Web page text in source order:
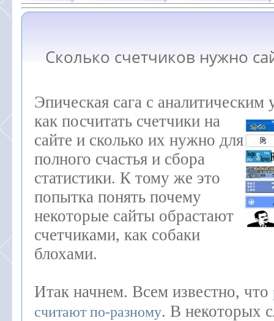
Сколько счетчиков нужно
Эпическая сага с
как посчитать счетчики на
сайте и сколько их нужно для
полного счастья и сбора
статистики. К тому же это
попытка понять почему
некоторые сайты обрастают
счетчиками, как собаки
блохами.
Итак начнем. Всем известно, что
считают по-разному. В некоторых